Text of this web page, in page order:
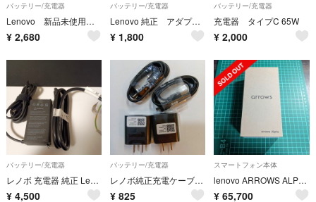
バッテリー/充電器
Lenovo 新品未使用 Y700 2024 付属の 急速充電器68w
¥ 2,680
バッテリー/充電器
Lenovo 純正 アダプター
¥ 1,800
バッテリー/充電器
充電器 タイプC 65W
¥ 2,000
バッテリー/充電器
レノボ 充電器 純正 Lenovo USB Type-C 65W ACアダプター
¥ 4,500
バッテリー/充電器
レノボ純正充電ケーブル typeA typeC 未使用新品
¥ 825
スマートフォン本体
lenovo ARROWS ALPHA ブラック
¥ 65,700